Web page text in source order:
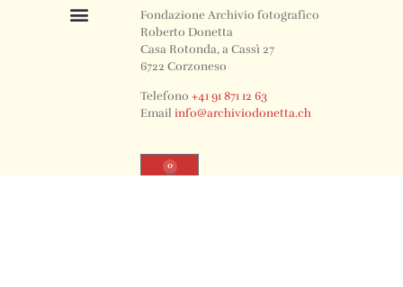
Fondazione Archivio fotografico
Roberto Donetta
Casa Rotonda, a Cassì 27
6722 Corzoneso
Telefono+41 91 871 12 63
Emailinfo@archiviodonetta.ch
0